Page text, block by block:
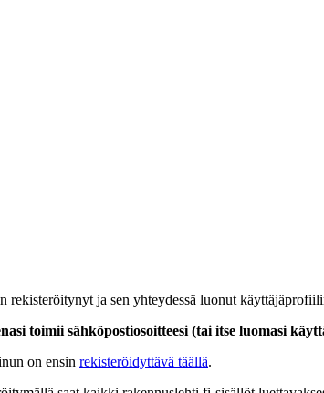
rekisteröitynyt ja sen yhteydessä luonut
toimii sähköpostiosoitteesi (tai itse luomasi
on ensin rekisteröidyttävä täällä.